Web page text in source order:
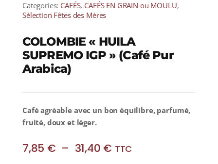
Categories: CAFÉS, CAFÉS EN GRAIN ou MOULU,
Sélection Fêtes des Mères
COLOMBIE « HUILA
SUPREMO IGP » (Café Pur
Arabica)
Café agréable avec un bon équilibre, parfumé,
fruité, doux et léger.
7,85 € – 31,40 € Plage
TTC